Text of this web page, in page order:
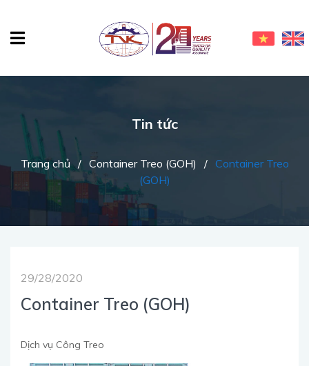
Tin tức
Trang chủ / Container Treo (GOH) / Container Treo
(GOH)
29/28/2020
Container Treo (GOH)
Dịch vụ Công Treo